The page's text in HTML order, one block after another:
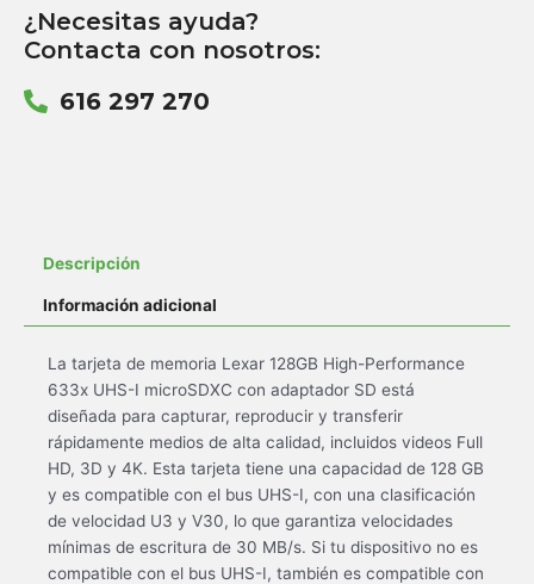
¿Necesitas ayuda?
Contacta con nosotros:
616 297 270
Descripción
Información adicional
La tarjeta de memoria Lexar 128GB High-Performance
633x UHS-I microSDXC con adaptador SD está
diseñada para capturar, reproducir y transferir
rápidamente medios de alta calidad, incluidos videos Full
HD, 3D y 4K. Esta tarjeta tiene una capacidad de 128 GB
y es compatible con el bus UHS-I, con una clasificación
de velocidad U3 y V30, lo que garantiza velocidades
mínimas de escritura de 30 MB/s. Si tu dispositivo no es
compatible con el bus UHS-I, también es compatible con